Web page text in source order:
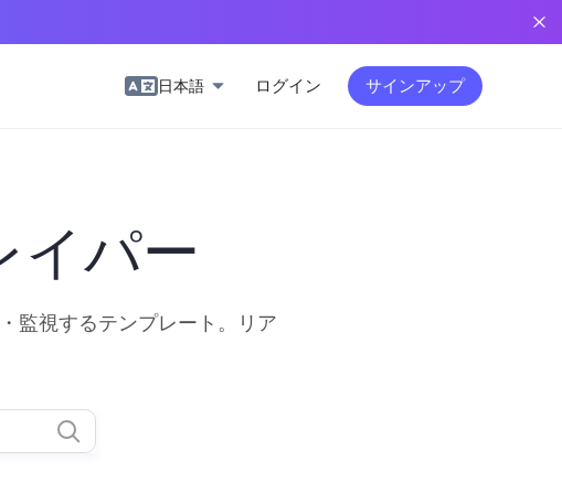
日本語 ログイン サインアップ
イパー
監視するテンプレート。リア